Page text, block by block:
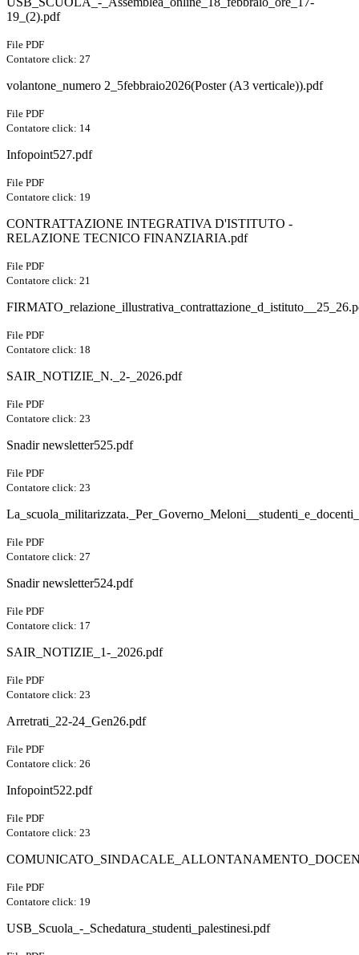
19_(2).pdf
File PDF
Contatore click: 27
volantone_numero 2_5febbraio2026(Poster (A3 verticale)).pdf
File PDF
Contatore click: 14
Infopoint527.pdf
File PDF
Contatore click: 19
CONTRATTAZIONE INTEGRATIVA D'ISTITUTO -
RELAZIONE TECNICO FINANZIARIA.pdf
File PDF
Contatore click: 21
File PDF
Contatore click: 18
SAIR_NOTIZIE_N._2-_2026.pdf
File PDF
Contatore click: 23
Snadir newsletter525.pdf
File PDF
Contatore click: 23
File PDF
Contatore click: 27
Snadir newsletter524.pdf
File PDF
Contatore click: 17
SAIR_NOTIZIE_1-_2026.pdf
File PDF
Contatore click: 23
Arretrati_22-24_Gen26.pdf
File PDF
Contatore click: 26
Infopoint522.pdf
File PDF
Contatore click: 23
File PDF
Contatore click: 19
USB_Scuola_-_Schedatura_studenti_palestinesi.pdf